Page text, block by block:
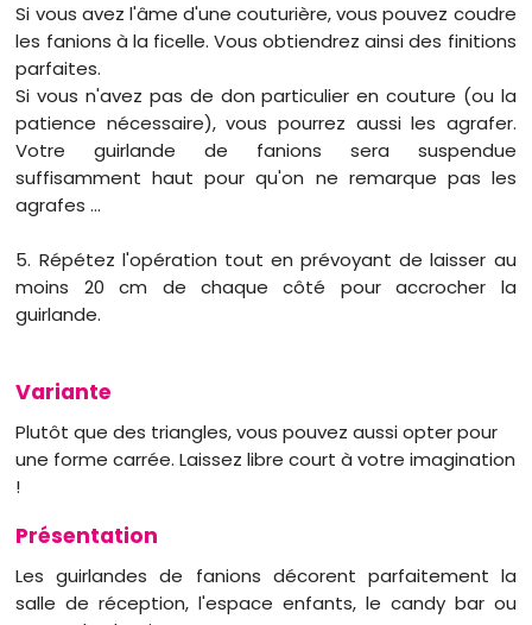
Si vous avez l'âme d'une couturière, vous pouvez coudre
les fanions à la ficelle. Vous obtiendrez ainsi des finitions
parfaites.
Si vous n'avez pas de don particulier en couture (ou la
patience nécessaire), vous pourrez aussi les agrafer.
Votre guirlande de fanions sera suspendue
suffisamment haut pour qu'on ne remarque pas les
agrafes …
5. Répétez l'opération tout en prévoyant de laisser au
moins 20 cm de chaque côté pour accrocher la
guirlande.
Variante
Plutôt que des triangles, vous pouvez aussi opter pour
une forme carrée. Laissez libre court à votre imagination
!
Présentation
Les guirlandes de fanions décorent parfaitement la
salle de réception, l'espace enfants, le candy bar ou